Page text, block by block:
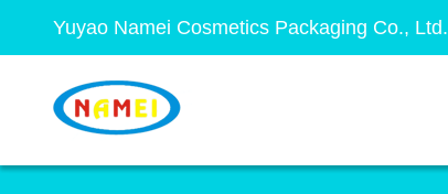
Yuyao Namei Cosmetics Packaging Co., Ltd.